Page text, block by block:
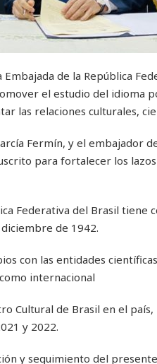
de la República
el estudio del idioma
las relaciones culturales,
Fermín, y el embajador
para fortalecer los
Federativa del Brasil tiene
de 1942.
con las entidades
internacional
Cultural de Brasil en el
y 2022.
y seguimiento del